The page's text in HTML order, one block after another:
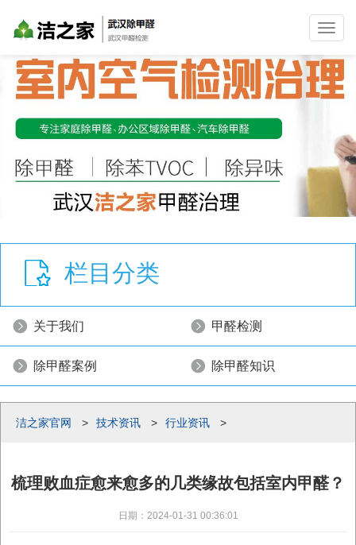
栏目分类
关于我们 甲醛检测
除甲醛案例 除甲醛知识
洁之家官网 > 技术资讯 > 行业资讯 >
梳理败血症愈来愈多的几类缘故包括室内甲醛？
日期：2024-01-31 00:36:01